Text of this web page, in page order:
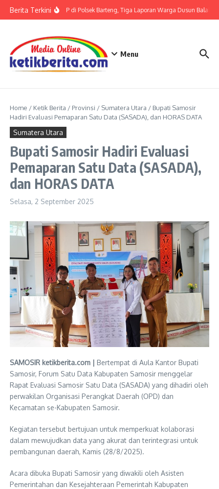
Berita TerkiniTerkait LP di Polsek Barteng, Tiga Laporan Warga Dusun Balaka
Menu
Home / Ketik Berita / Provinsi / Sumatera Utara / Bupati Samosir
Hadiri Evaluasi Pemaparan Satu Data (SASADA), dan HORAS DATA
Sumatera Utara
Bupati Samosir Hadiri Evaluasi
Pemaparan Satu Data (SASADA),
dan HORAS DATA
Selasa, 2 September 2025
SAMOSIR ketikberita.com | ​Bertempat di Aula Kantor Bupati
Samosir, Forum Satu Data Kabupaten Samosir menggelar
Rapat Evaluasi Samosir Satu Data (SASADA) yang dihadiri oleh
perwakilan Organisasi Perangkat Daerah (OPD) dan
Kecamatan se-Kabupaten Samosir.
Kegiatan tersebut bertujuan untuk memperkuat kolaborasi
dalam mewujudkan data yang akurat dan terintegrasi untuk
pembangunan daerah, Kamis (28/8/2025).
​Acara dibuka Bupati Samosir yang diwakili oleh Asisten
Pemerintahan dan Kesejahteraan Pemerintah Kabupaten